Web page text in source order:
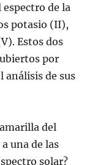
de la
potasio (II),
Estos dos
por
análisis de sus
del
una de las
solar?